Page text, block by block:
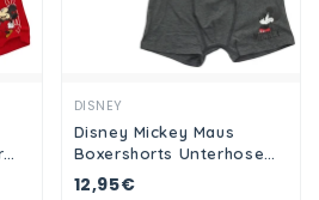
DISNEY
Disney Mickey Maus
Boxershorts Unterhose
2er Pack Jungen
12,95€